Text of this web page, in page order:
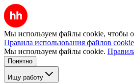
Мы используем файлы cookie, чтобы
Правила использования файлов cookie
Мы используем файлы cookie.
Понятно
Ищу работу